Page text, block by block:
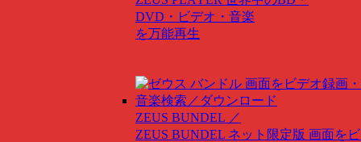
DVD・ビデオ・音楽
を万能再生
ZEUS BUNDEL ／
ZEUS BUNDEL ネット限定版 画面を